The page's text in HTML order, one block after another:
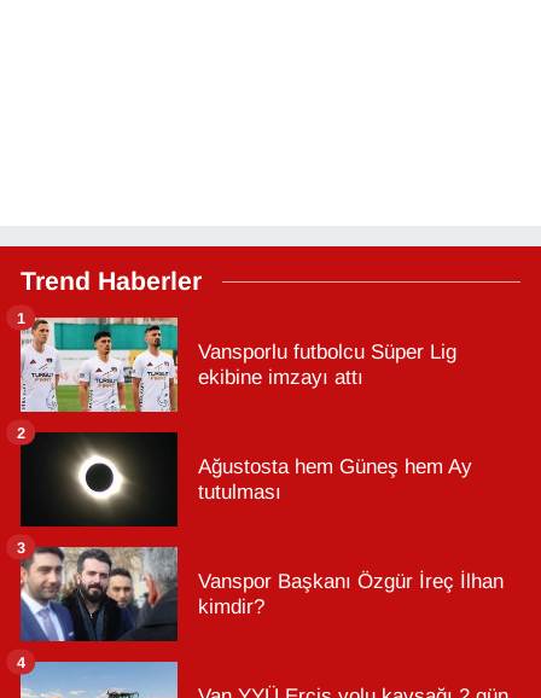
Trend Haberler
Vansporlu futbolcu Süper Lig
ekibine imzayı attı
1
Ağustosta hem Güneş hem Ay
tutulması
2
Vanspor Başkanı Özgür İreç İlhan
kimdir?
3
4